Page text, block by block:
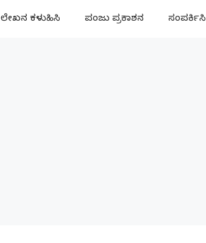
ಲೇಖನ ಕಳುಹಿಸಿ ಪಂಜು ಪ್ರಕಾಶನ ಸಂಪರ್ಕಿಸಿ